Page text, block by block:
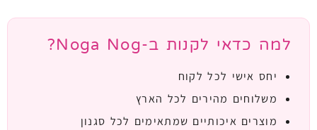
למה כדאי לקנות ב-Noga Nog?
יחס אישי לכל לקוח
משלוחים מהירים לכל הארץ
מוצרים איכותיים שמתאימים לכל סגנון